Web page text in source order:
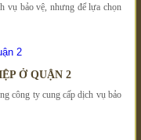
vụ bảo vệ, nhưng để lựa chọn
Ở QUẬN 2
công ty cung cấp dịch vụ bảo